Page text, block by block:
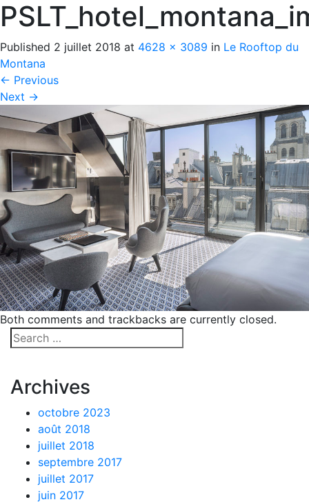
Published 2 juillet 2018 at 4628 × 3089 in Le Rooftop du
Montana
← Previous
Next →
Both comments and trackbacks are currently closed.
Archives
octobre 2023
août 2018
juillet 2018
septembre 2017
juillet 2017
juin 2017